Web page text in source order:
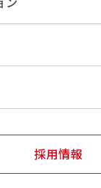
採用情報